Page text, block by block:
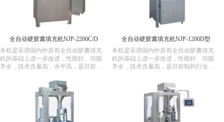
全自动硬胶囊填充机NJP-2200C/D
本机是采用国内外原有全自动胶囊填充
机的基础上进一步改进，性能好、功能
齐全，技术含量高，水平高，是目前制
全自动硬胶囊填充机NJP-1200D型
本机是采用国内外原有全自动胶囊填充
机的基础上进一步改进，性能好、功能
齐全，技术含量高，是目前制药行业生